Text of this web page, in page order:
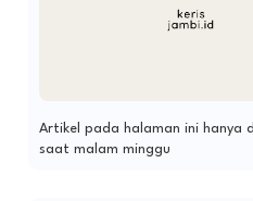
Artikel pada halaman ini hanya
saat malam minggu